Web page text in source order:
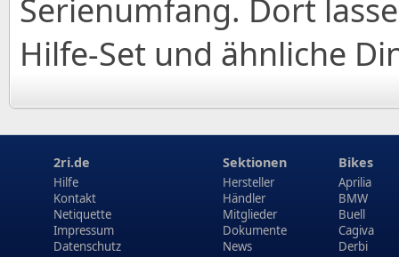
Serienumfang. Dort
Hilfe-Set und ähnliche
2ri.de
Hilfe
Kontakt
Netiquette
Impressum
Datenschutz
Sektionen
Hersteller
Händler
Mitglieder
Dokumente
News
Bikes
Aprilia
BMW
Buell
Cagiva
Derbi